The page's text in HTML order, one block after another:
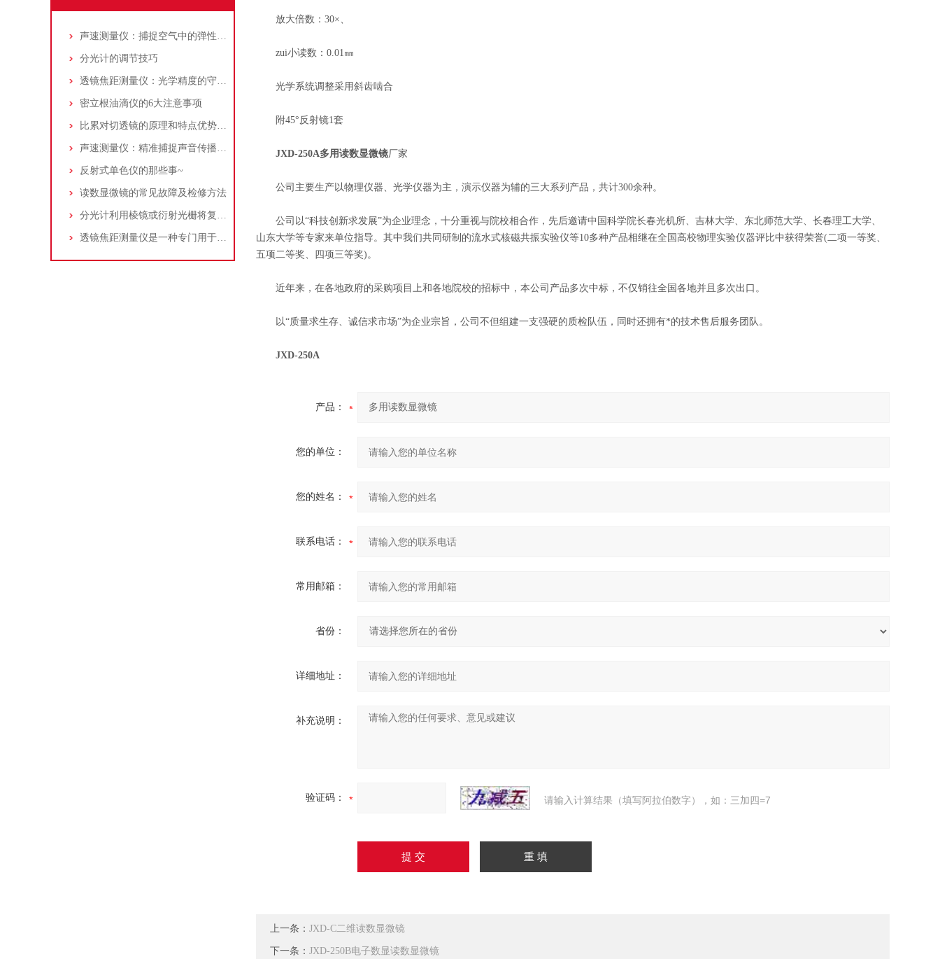
声速测量仪：捕捉空气中的弹性脉搏与物质的内在属性
分光计的调节技巧
透镜焦距测量仪：光学精度的守护者
密立根油滴仪的6大注意事项
比累对切透镜的原理和特点优势介绍
声速测量仪：精准捕捉声音传播奥秘的科学仪器
反射式单色仪的那些事~
读数显微镜的常见故障及检修方法
分光计利用棱镜或衍射光栅将复合光分解成单色光
透镜焦距测量仪是一种专门用于测量透镜焦距的仪器
放大倍数：30×、
zui小读数：0.01㎜
光学系统调整采用斜齿啮合
附45°反射镜1套
JXD-250A多用读数显微镜厂家
公司主要生产以物理仪器、光学仪器为主，演示仪器为辅的三大系列产品，共计300余种。
公司以“科技创新求发展”为企业理念，十分重视与院校相合作，先后邀请中国科学院长春光机所、吉林大学、东北师范大学、长春理工大学、
山东大学等专家来单位指导。其中我们共同研制的流水式核磁共振实验仪等10多种产品相继在全国高校物理实验仪器评比中获得荣誉(二项一等奖、
五项二等奖、四项三等奖)。
近年来，在各地政府的采购项目上和各地院校的招标中，本公司产品多次中标，不仅销往全国各地并且多次出口。
以“质量求生存、诚信求市场”为企业宗旨，公司不但组建一支强硬的质检队伍，同时还拥有*的技术售后服务团队。
JXD-250A
产品：
您的单位：
您的姓名：
联系电话：
常用邮箱：
省份：
详细地址：
补充说明：
验证码： 请输入计算结果（填写阿拉伯数字），如：三加四=7
上一条： JXD-C二维读数显微镜
下一条： JXD-250B电子数显读数显微镜